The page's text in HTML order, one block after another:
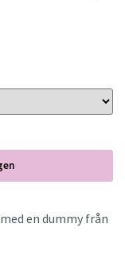
en dummy från